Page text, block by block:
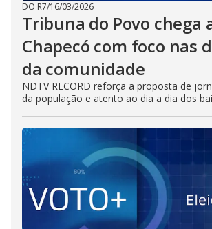
DO R7/16/03/2026
Tribuna do Povo chega
Chapecó com foco nas
da comunidade
NDTV RECORD reforça a proposta de
da população e atento ao dia a dia dos